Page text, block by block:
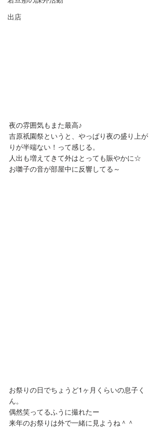
出店
夜の雰囲気もまた最高♪
吉原祇園祭というと、やっぱり夜の盛り上が
りが半端ない！って感じる。
人出も増えてきて外はとっても賑やかに☆
お囃子の音が部屋中に反響してる～
お祭りの日でちょうど1ヶ月くらいの息子く
ん。
偶然笑ってるふうに撮れたー
来年のお祭りは外で一緒に見ようね＾＾